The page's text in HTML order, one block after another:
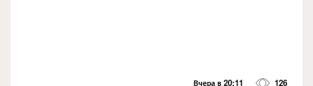
Вчера в 20:11 126